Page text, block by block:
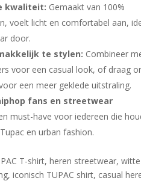
kwaliteit: Gemaakt van 100%
voelt licht en comfortabel aan,
door.
te stylen: Combineer
voor een casual look, of draag
een meer geklede uitstraling.
fans en streetwear
must-have voor iedereen die
en urban fashion.
T-shirt, heren streetwear,
iconisch TUPAC shirt, casual